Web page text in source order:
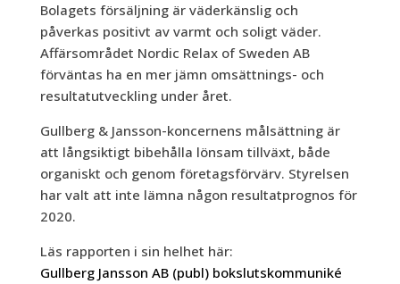
Bolagets försäljning är väderkänslig och
påverkas positivt av varmt och soligt väder.
Affärsområdet Nordic Relax of Sweden AB
förväntas ha en mer jämn omsättnings- och
resultatutveckling under året.
Gullberg & Jansson-koncernens målsättning är
att långsiktigt bibehålla lönsam tillväxt, både
organiskt och genom företagsförvärv. Styrelsen
har valt att inte lämna någon resultatprognos för
2020.
Läs rapporten i sin helhet här:
Gullberg Jansson AB (publ) bokslutskommuniké